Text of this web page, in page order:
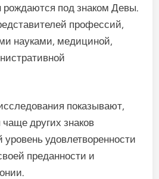
под знаком Девы.
профессий,
науками, медициной,
показывают,
других знаков
удовлетворенности
преданности и